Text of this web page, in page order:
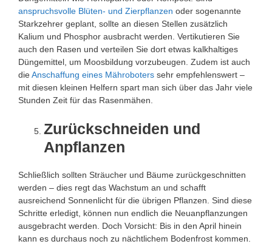
anspruchsvolle Blüten- und Zierpflanzen oder sogenannte
Starkzehrer geplant, sollte an diesen Stellen zusätzlich
Kalium und Phosphor ausbracht werden. Vertikutieren Sie
auch den Rasen und verteilen Sie dort etwas kalkhaltiges
Düngemittel, um Moosbildung vorzubeugen. Zudem ist auch
dieAnschaffung eines Mähroboters sehr empfehlenswert –
mit diesen kleinen Helfern spart man sich über das Jahr viele
Stunden Zeit für das Rasenmähen.
Zurückschneiden und
Anpflanzen
Schließlich sollten Sträucher und Bäume zurückgeschnitten
werden – dies regt das Wachstum an und schafft
ausreichend Sonnenlicht für die übrigen Pflanzen. Sind diese
Schritte erledigt, können nun endlich die Neuanpflanzungen
ausgebracht werden. Doch Vorsicht: Bis in den April hinein
kann es durchaus noch zu nächtlichem Bodenfrost kommen.